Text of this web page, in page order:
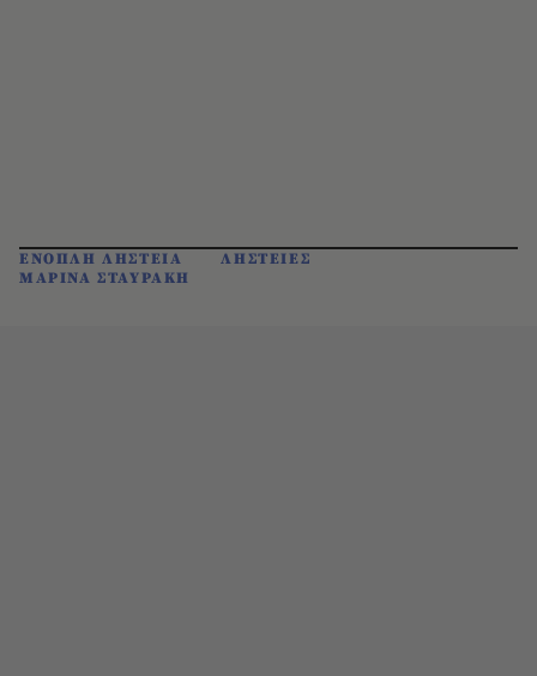
ΕΝΟΠΛΗ ΛΗΣΤΕΙΑ
ΛΗΣΤΕΙΕΣ
ΜΑΡΙΝΑ ΣΤΑΥΡΑΚΗ